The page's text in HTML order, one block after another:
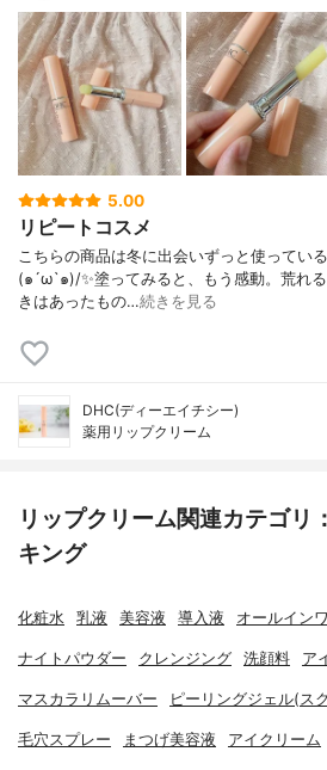
5.00
リピートコスメ
こちらの商品は冬に出会いずっと使ってい
(๑´ω`๑)/✨塗ってみると、もう感動。荒れ
きはあったもの…続きを見る
DHC(ディーエイチシー)
薬用リップクリーム
リップクリーム関連カテゴリ
キング
化粧水 乳液 美容液 導入液 オールイン
ナイトパウダー クレンジング 洗顔料 ア
マスカラリムーバー ピーリングジェル(ス
毛穴スプレー まつげ美容液 アイクリーム